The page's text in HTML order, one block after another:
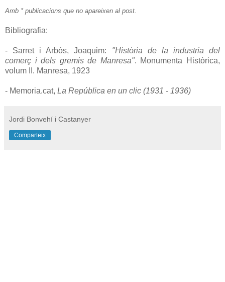
Amb * publicacions que no apareixen al post.
Bibliografia:
- Sarret i Arbós, Joaquim: "Història de la industria del
comerç i dels gremis de Manresa". Monumenta Històrica,
volum II. Manresa, 1923
- Memoria.cat, La República en un clic (1931 - 1936)
Jordi Bonvehí i Castanyer
Comparteix